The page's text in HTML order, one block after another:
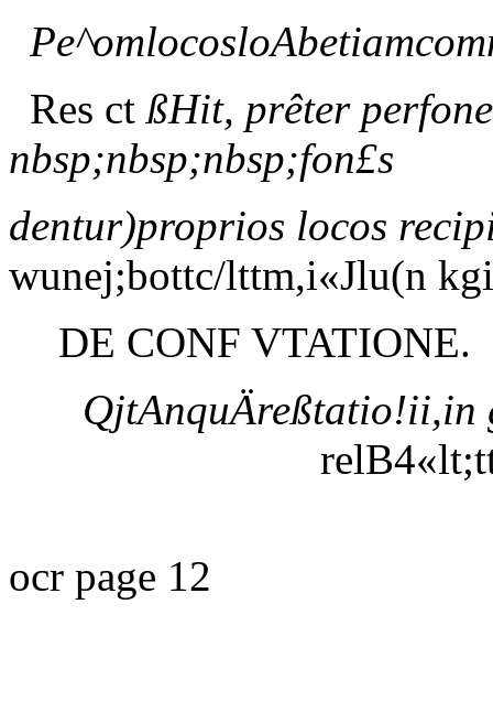
Res ct ßHit, prêter
nbsp;nbsp;nbsp;fon£s
dentur)proprios locos
wunej;bottc/lttm,i«Jlu(n
DE CONF VTATIONE.
QjtAnquÄreßtatio!ii,in
ocr page 12